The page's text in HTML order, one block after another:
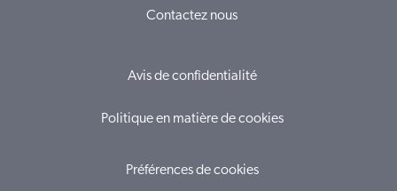
Contactez nous
Avis de confidentialité
Politique en matière de cookies
Préférences de cookies